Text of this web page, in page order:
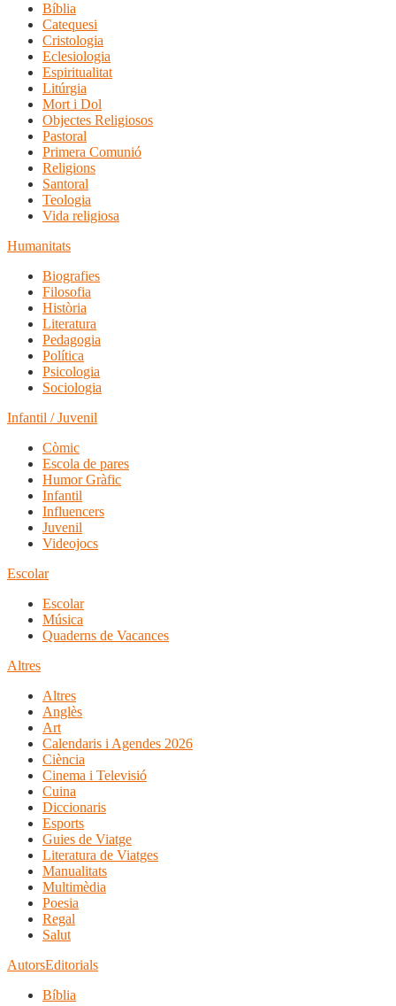
Bíblia
Catequesi
Cristologia
Eclesiologia
Espiritualitat
Litúrgia
Mort i Dol
Objectes Religiosos
Pastoral
Primera Comunió
Religions
Santoral
Teologia
Vida religiosa
Humanitats
Biografies
Filosofia
Història
Literatura
Pedagogia
Política
Psicologia
Sociologia
Infantil / Juvenil
Còmic
Escola de pares
Humor Gràfic
Infantil
Influencers
Juvenil
Videojocs
Escolar
Escolar
Música
Quaderns de Vacances
Altres
Altres
Anglès
Art
Calendaris i Agendes 2026
Ciència
Cinema i Televisió
Cuina
Diccionaris
Esports
Guies de Viatge
Literatura de Viatges
Manualitats
Multimèdia
Poesia
Regal
Salut
AutorsEditorials
Bíblia